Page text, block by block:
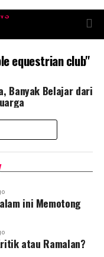
equestrian club"
Banyak Belajar dari
ini Memotong
atau Ramalan?